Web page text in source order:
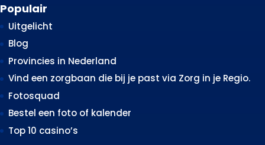
Populair
Uitgelicht
Blog
Provincies in Nederland
Vind een zorgbaan die bij je past via Zorg in je Regio.
Fotosquad
Bestel een foto of kalender
Top 10 casino’s